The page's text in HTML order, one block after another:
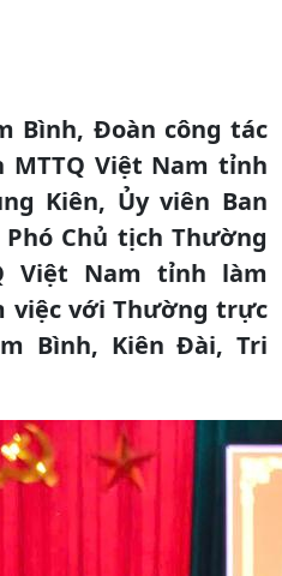
Bình, Đoàn công tác
MTTQ Việt Nam tỉnh
Kiên, Ủy viên Ban
Chủ tịch Thường
Việt Nam tỉnh làm
việc với Thường trực
Bình, Kiên Đài, Tri